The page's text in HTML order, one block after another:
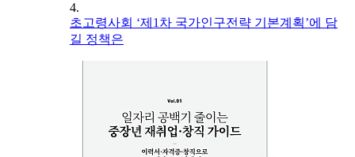
4.
초고령사회 ‘제1차 국가인구전략 기본계획’에 담
길 정책은